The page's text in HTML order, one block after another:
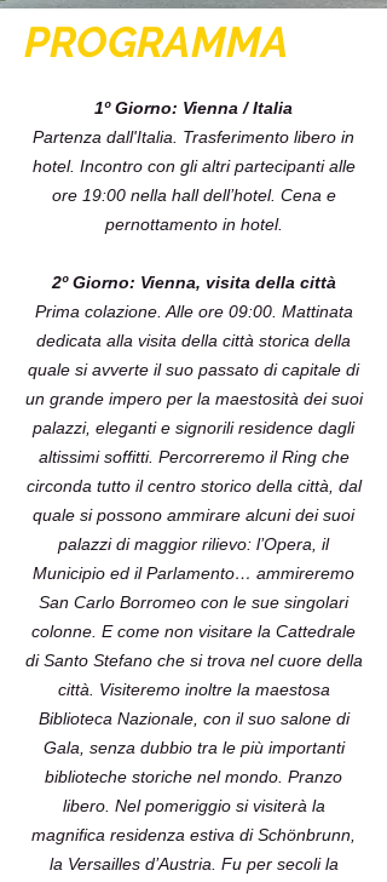
PROGRAMMA
1º Giorno: Vienna / Italia
Partenza dall'Italia. Trasferimento libero in
hotel. Incontro con gli altri partecipanti alle
ore 19:00 nella hall dell’hotel. Cena e
pernottamento in hotel.
2º Giorno: Vienna, visita della città
Prima colazione. Alle ore 09:00. Mattinata
dedicata alla visita della città storica della
quale si avverte il suo passato di capitale di
un grande impero per la maestosità dei suoi
palazzi, eleganti e signorili residence dagli
altissimi soffitti. Percorreremo il Ring che
circonda tutto il centro storico della città, dal
quale si possono ammirare alcuni dei suoi
palazzi di maggior rilievo: l’Opera, il
Municipio ed il Parlamento… ammireremo
San Carlo Borromeo con le sue singolari
colonne. E come non visitare la Cattedrale
di Santo Stefano che si trova nel cuore della
città. Visiteremo inoltre la maestosa
Biblioteca Nazionale, con il suo salone di
Gala, senza dubbio tra le più importanti
biblioteche storiche nel mondo. Pranzo
libero. Nel pomeriggio si visiterà la
magnifica residenza estiva di Schönbrunn,
la Versailles d’Austria. Fu per secoli la